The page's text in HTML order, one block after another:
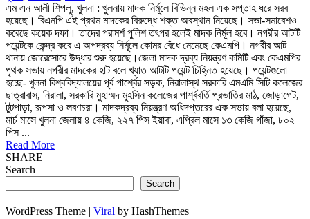
এম এন আলী শিপলু, খুলনা : খুলনায় মাদক নির্মূলে বিভিন্ন মহল এক সপ্তাহ ধরে সরব
হয়েছে। বিএনপি এই প্রথম মাদকের বিরুদ্ধে শক্ত অবস্থান নিয়েছে। সভা-সমাবেশও
করেছে কয়েক দফা। তাদের পরামর্শ পুলিশ তৎপর হলেই মাদক নির্মূল হবে। নগরীর আটটি
পয়েন্টকে কেন্দ্র করে এ অপদ্রব্য নির্মূলে কোমর বেঁধে নেমেছে কেএমপি। নগরীর আট
থানায় জোরেসোরে উদ্ধার শুরু হয়েছে।জেলা মাদক দ্রব্য নিয়ন্ত্রণ কমিটি এবং কেএমপির
পৃথক সভায় নগরীর মাদকের হাট বলে খ্যাত আটটি পয়েন্ট চিহ্নিত হয়েছে। পয়েন্টগুলো
হচ্ছে- খুলনা বিশ্ববিদ্যালয়ের পূর্ব পার্শ্বের সড়ক, নিরালাস্থ সরকারি এমএমি সিটি কলেজের
ছাত্রাবাস, নিরালা, সরকারি মুহাম্মদ মুহসিন কলেজের পার্শ্ববর্তি প্রভাতির মাঠ, জোড়াগেট,
টুটপাড়া, রূপসা ও লবণচরা। মাদকদ্রব্য নিয়ন্ত্রণ অধিদপ্তরের এক সভায় বলা হয়েছে,
মার্চ মাসে খুলনা জেলায় ৪ কেজি, ২২৭ পিস ইয়াবা, এপ্রিল মাসে ১৩ কেজি গাঁজা, ৮০২
পিস ...
Read More
SHARE
Search
Search
WordPress Theme | Viral by HashThemes